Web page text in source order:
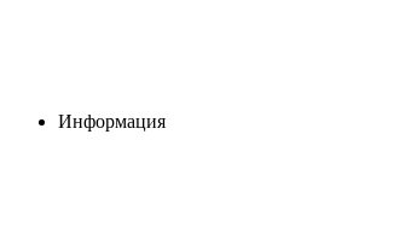
Информация